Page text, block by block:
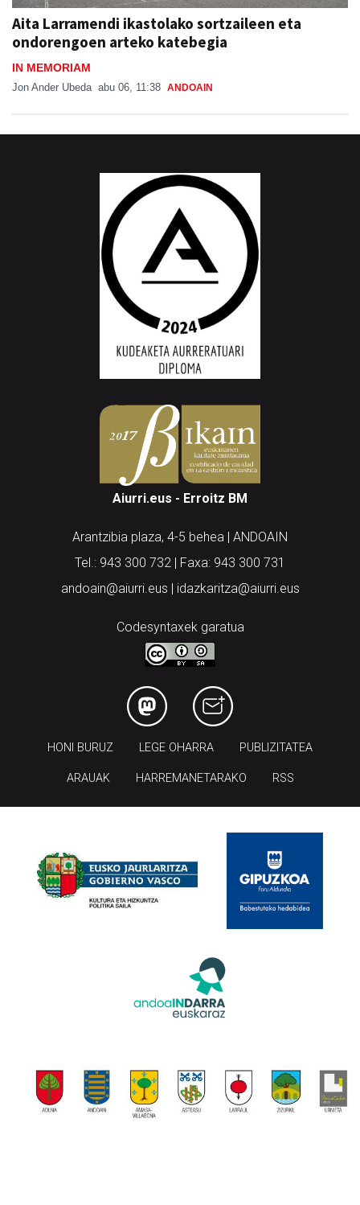
Aita Larramendi ikastolako sortzaileen eta
ondorengoen arteko katebegia
IN MEMORIAM
Jon Ander Ubeda abu 06, 11:38 ANDOAIN
Aiurri.eus - Erroitz BM
Arantzibia plaza, 4-5 behea | ANDOAIN
Tel.: 943 300 732 | Faxa: 943 300 731
andoain@aiurri.eus | idazkaritza@aiurri.eus
Codesyntaxek garatua
HONI BURUZ LEGE OHARRA PUBLIZITATEA
ARAUAK HARREMANETARAKO RSS